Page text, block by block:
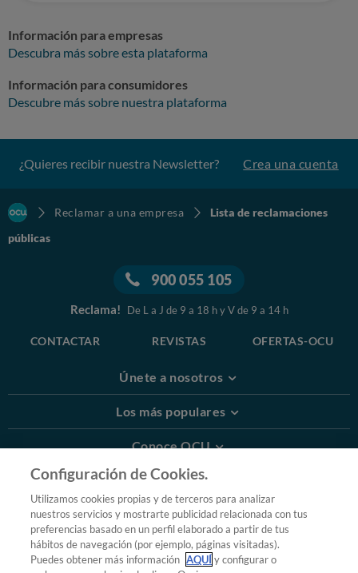
Información para empresas
Descubra más sobre esta plataforma
Información para consumidores
Descubre más sobre nuestra plataforma
¿Quieres recibir nuestra Newsletter? Crea una cuenta
Reclamar a una empresa
Lista de reclamaciones
públicas
900 055 105
Reclama! De L a J de 9 a 18 h y V de 9 a 14 h
CONTACTAR REVISTAS OFERTAS-OCU
Únete a nosotros
Los más populares
Conoce OCU
Más Información
© 2026 OCU
Condiciones generales de contratación de OCU
Política de privacidad
Configuración de Cookies.
Utilizamos cookies propias y de terceros para analizar
nuestros servicios y mostrarte publicidad relacionada con tus
preferencias basado en un perfil elaborado a partir de tus
hábitos de navegación (por ejemplo, páginas visitadas).
Puedes obtener más información AQUÍy configurar o